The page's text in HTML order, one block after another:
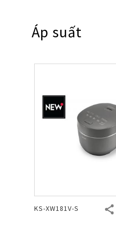
Nồi chiên không dầu
Áp suất
KS-XW181V-S